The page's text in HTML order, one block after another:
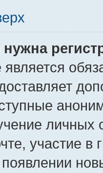
является
участие в